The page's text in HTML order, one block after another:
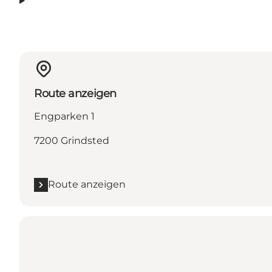
Route anzeigen
Engparken 1
7200 Grindsted
Route anzeigen